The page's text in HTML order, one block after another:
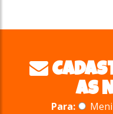
AS
Para: